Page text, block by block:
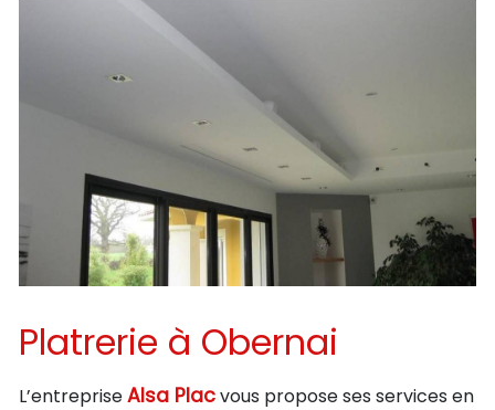
Platrerie à Obernai
L’entrepriseAlsa Placvous propose ses services en